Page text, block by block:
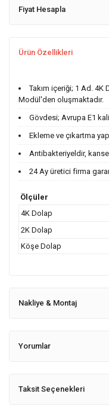
Fiyat Hesapla
Ürün Özellikleri
Takım içeriği; 1 Ad.
Modül'den oluşmaktadır.
Gövdesi; Avrupa E1
Ekleme ve çıkartma
Antibakteriyeldir,
24 Ay üretici firma
Ölçüler
4K Dolap
2K Dolap
Köşe Dolap
Nakliye & Montaj
Yorumlar
Taksit Seçenekleri